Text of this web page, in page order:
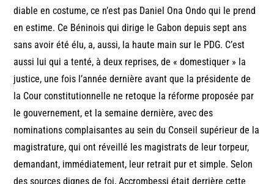
diable en costume, ce n’est pas Daniel Ona Ondo qui le prend
en estime. Ce Béninois qui dirige le Gabon depuis sept ans
sans avoir été élu, a, aussi, la haute main sur le PDG. C’est
aussi lui qui a tenté, à deux reprises, de « domestiquer » la
justice, une fois l’année dernière avant que la présidente de
la Cour constitutionnelle ne retoque la réforme proposée par
le gouvernement, et la semaine dernière, avec des
nominations complaisantes au sein du Conseil supérieur de la
magistrature, qui ont réveillé les magistrats de leur torpeur,
demandant, immédiatement, leur retrait pur et simple. Selon
des sources dignes de foi, Accrombessi était derrière cette